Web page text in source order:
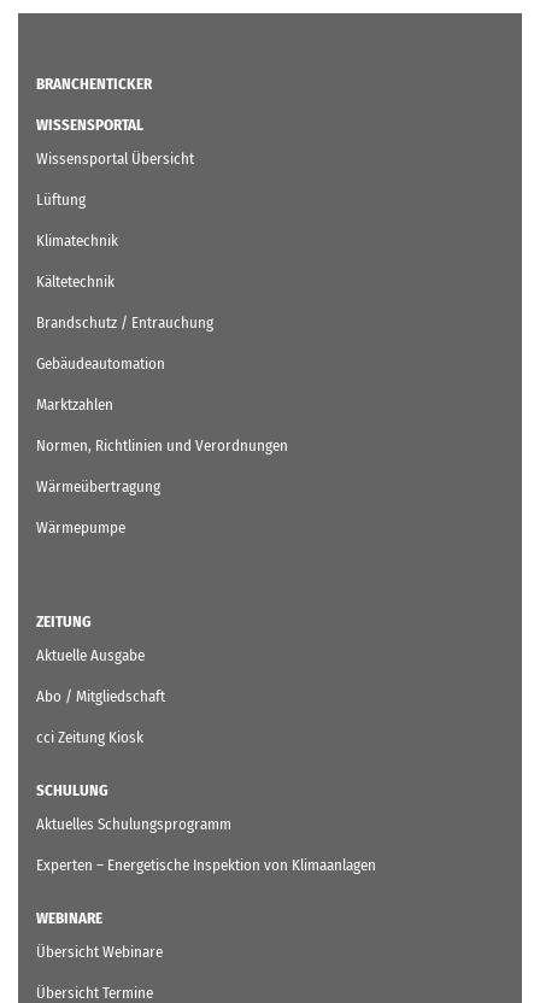
BRANCHENTICKER
WISSENSPORTAL
Wissensportal Übersicht
Lüftung
Klimatechnik
Kältetechnik
Brandschutz / Entrauchung
Gebäudeautomation
Marktzahlen
Normen, Richtlinien und Verordnungen
Wärmeübertragung
Wärmepumpe
ZEITUNG
Aktuelle Ausgabe
Abo / Mitgliedschaft
cci Zeitung Kiosk
SCHULUNG
Aktuelles Schulungsprogramm
Experten – Energetische Inspektion von Klimaanlagen
WEBINARE
Übersicht Webinare
Übersicht Termine